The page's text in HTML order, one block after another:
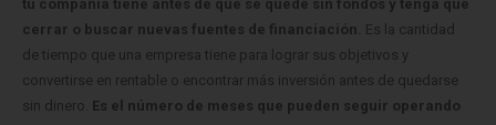
tu compañía tiene antes de que se quede sin fondos y tenga que
cerrar o buscar nuevas fuentes de financiación. Es la cantidad
de tiempo que una empresa tiene para lograr sus objetivos y
convertirse en rentable o encontrar más inversión antes de quedarse
sin dinero. Es el número de meses que pueden seguir operando